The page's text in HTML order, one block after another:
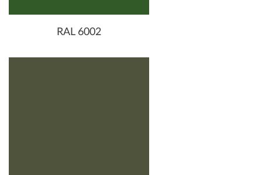
RAL 6002